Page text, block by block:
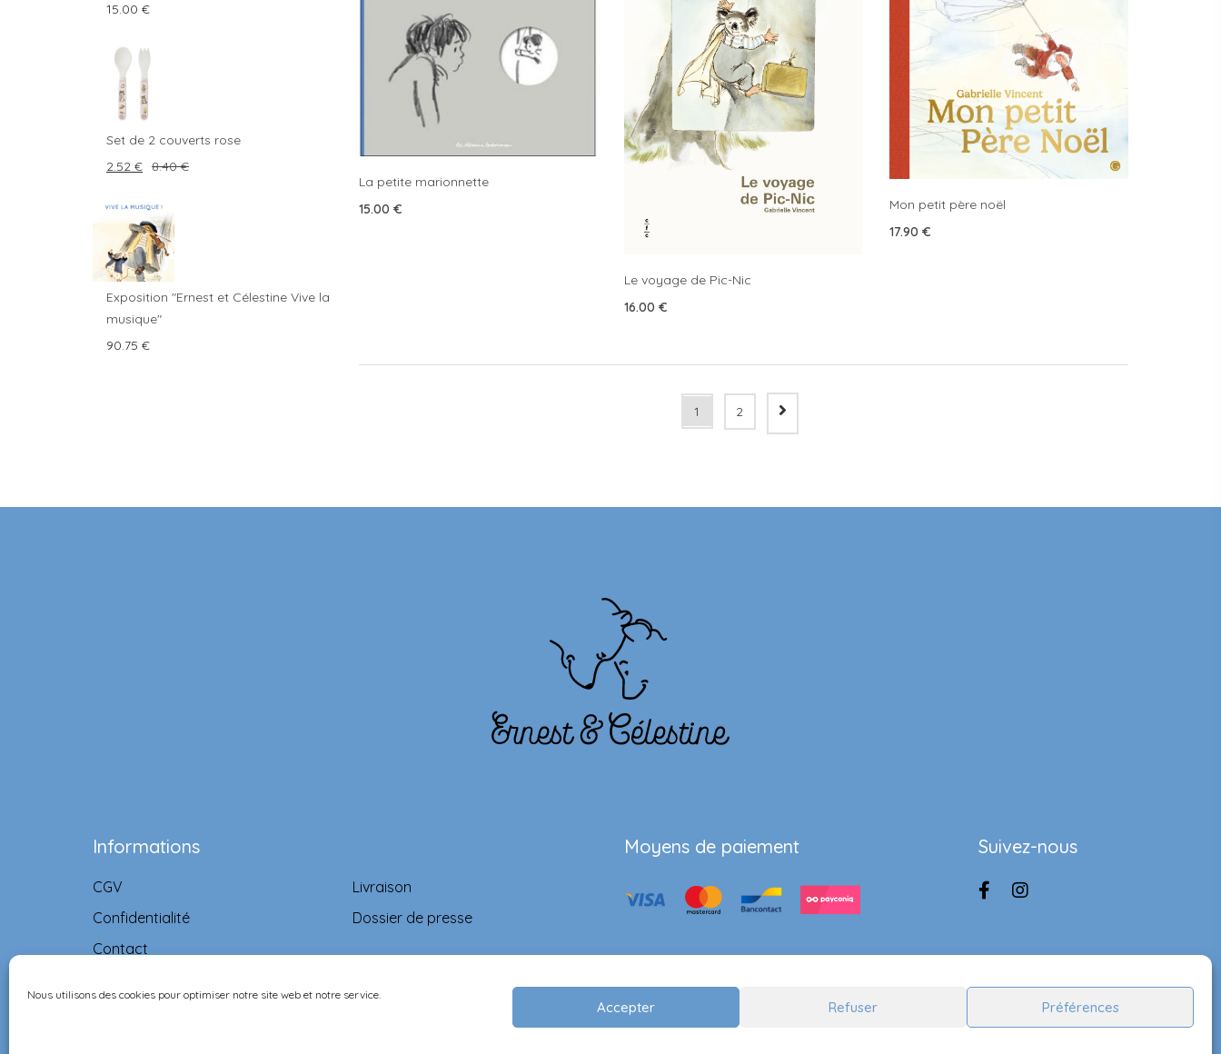
Nous utilisons des cookies pour optimiser notre site web et notre service.
Accepter Refuser Préférences
15.00 €
Set de 2 couverts rose
8.40€
2.52 €
Exposition "Ernest et Célestine Vive la
musique"
90.75 €
La petite marionnette
15.00 €
Le voyage de Pic-Nic
16.00 €
Mon petit père noël
17.90€
1 2
Informations
CGV
Confidentialité
Contact
Livraison
Dossier de presse
Moyens de paiement Suivez-nous